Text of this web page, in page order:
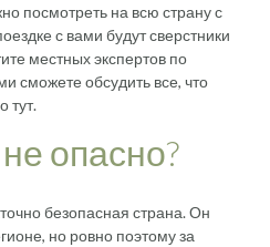
посмотреть на всю страну с
с вами будут сверстники
местных экспертов по
сможете обсудить все, что
тут.
опасно?
безопасная страна. Он
но ровно поэтому за